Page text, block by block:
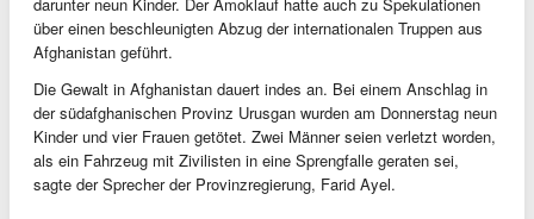
über einen beschleunigten Abzug der internationalen Truppen aus
Afghanistan geführt.
Die Gewalt in Afghanistan dauert indes an. Bei einem Anschlag in
der südafghanischen Provinz Urusgan wurden am Donnerstag neun
Kinder und vier Frauen getötet. Zwei Männer seien verletzt worden,
als ein Fahrzeug mit Zivilisten in eine Sprengfalle geraten sei,
sagte der Sprecher der Provinzregierung, Farid Ayel.